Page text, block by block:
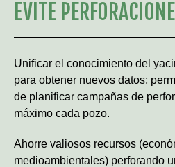
EVITE
Unificar el conocimiento del
para obtener nuevos datos;
de planificar campañas de
máximo cada pozo.
Ahorre valiosos recursos
medioambientales) perforando